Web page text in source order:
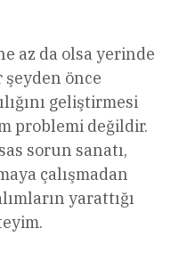
az da olsa yerinde
önce
geliştirmesi
problemi değildir.
sorun sanatı,
çalışmadan
yarattığı